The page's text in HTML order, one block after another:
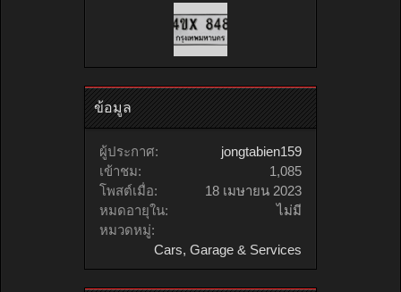
ข้อมูล
ผู้ประกาศ:
jongtabien159
เข้าชม:
1,085
โพสต์เมื่อ:
18 เมษายน 2023
หมดอายุใน:
ไม่มี
หมวดหมู่:
Cars, Garage & Services